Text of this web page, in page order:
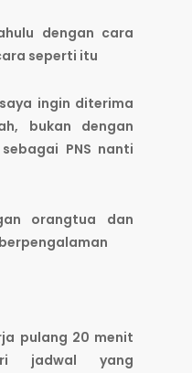
dengan cara
seperti itu
ingin diterima
bukan dengan
PNS nanti
orangtua dan
pulang 20 menit
jadwal yang